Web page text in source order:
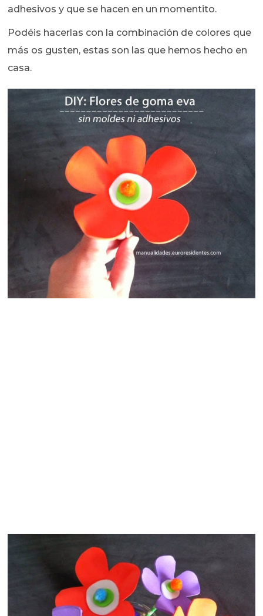
adhesivos y que se hacen en un momentito.
Podéis hacerlas con la combinación de colores que
más os gusten, estas son las que hemos hecho en
casa.